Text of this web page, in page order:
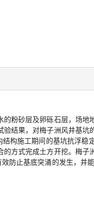
粉砂层及卵砾石层，场
结果，对梅子洲风井基
构施工期间的基坑抗浮稳
方式完成土方开挖。梅
防止基底突涌的发生，